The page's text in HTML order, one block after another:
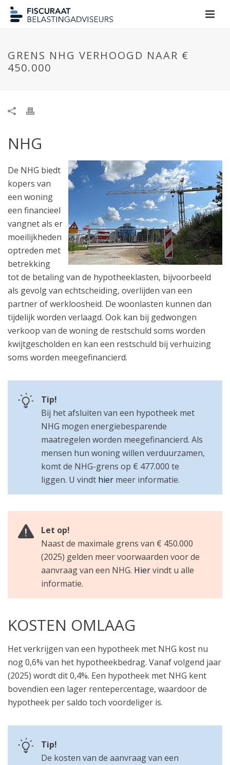
GRENS NHG VERHOOGD NAAR €
450.000
NHG
De NHG biedt
kopers van
een woning
een financieel
vangnet als er
moeilijkheden
optreden met
betrekking
tot de betaling van de hypotheeklasten, bijvoorbeeld
als gevolg van echtscheiding, overlijden van een
partner of werkloosheid. De woonlasten kunnen dan
tijdelijk worden verlaagd. Ook kan bij gedwongen
verkoop van de woning de restschuld soms worden
kwijtgescholden en kan een restschuld bij verhuizing
soms worden meegefinancierd.
Tip!
Bij het afsluiten van een hypotheek met
NHG mogen energiebesparende
maatregelen worden meegefinancierd. Als
mensen hun woning willen verduurzamen,
komt de NHG-grens op € 477.000 te
liggen. U vindt hier meer informatie.
Let op!
Naast de maximale grens van € 450.000
(2025) gelden meer voorwaarden voor de
aanvraag van een NHG. Hiervindt u alle
informatie.
KOSTEN OMLAAG
Het verkrijgen van een hypotheek met NHG kost nu
nog 0,6% van het hypotheekbedrag. Vanaf volgend jaar
(2025) wordt dit 0,4%. Een hypotheek met NHG kent
bovendien een lager rentepercentage, waardoor de
hypotheek per saldo toch voordeliger is.
Tip!
De kosten van de aanvraag van een